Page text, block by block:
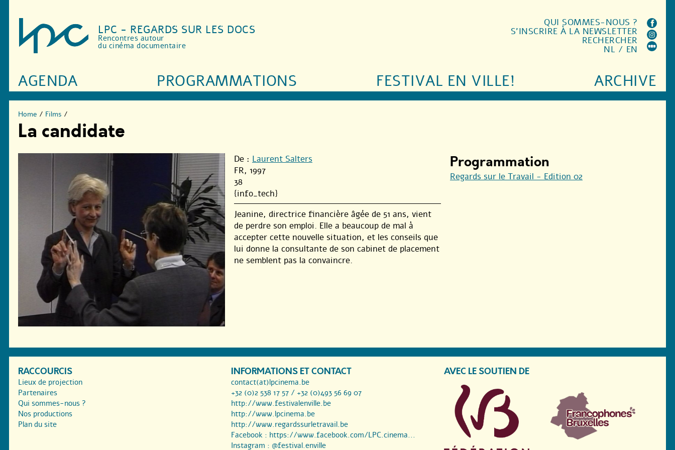
LPC - REGARDS SUR LES DOCS
Rencontres autour
du cinéma documentaire
AGENDA PROGRAMMATIONS FESTIVAL EN VILLE! ARCHIVE
QUI SOMMES-NOUS ?
S'INSCRIRE À LA NEWSLETTER
RECHERCHER
NL / EN
Home / Films /
La candidate
De : Laurent Salters
FR, 1997
38
{info_tech}
Jeanine, directrice financière âgée de 51 ans, vient
de perdre son emploi. Elle a beaucoup de mal à
accepter cette nouvelle situation, et les conseils que
lui donne la consultante de son cabinet de placement
ne semblent pas la convaincre.
Programmation
Regards sur le Travail - Edition 02
RACCOURCIS
Lieux de projection
Partenaires
Qui sommes-nous ?
Nos productions
Plan du site
INFORMATIONS ET CONTACT
contact(at)lpcinema.be
+32 (0)2 538 17 57 / +32 (0)493 56 69 07
http://www.festivalenville.be
http://www.lpcinema.be
http://www.regardssurletravail.be
Facebook : https://www.facebook.com/LPC.cinema...
Instagram : @festival.enville
AVEC LE SOUTIEN DE